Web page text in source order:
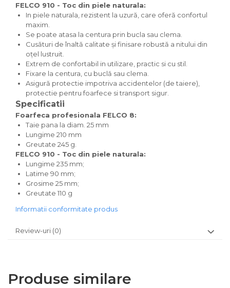
FELCO 910 - Toc din piele naturala:
In piele naturala, rezistent la uzură, care oferă confortul
maxim.
Se poate atasa la centura prin bucla sau clema.
Cusături de înaltă calitate și finisare robustă a nitului din
oțel lustruit.
Extrem de confortabil in utilizare, practic si cu stil.
Fixare la centura, cu buclă sau clema.
Asigură protectie impotriva accidentelor (de taiere),
protectie pentru foarfece si transport sigur.
Specificatii
Foarfeca profesionala FELCO 8:
Taie pana la diam. 25 mm
Lungime 210 mm
Greutate 245 g.
FELCO 910 - Toc din piele naturala:
Lungime 235 mm;
Latime 90 mm;
Grosime 25 mm;
Greutate 110 g
Informatii conformitate produs
Review-uri (0)
Produse similare